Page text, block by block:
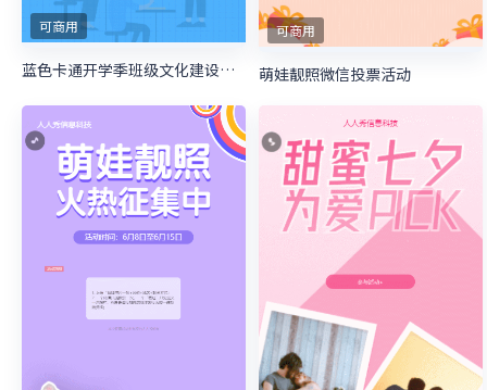
可商用
蓝色卡通开学季班级文化建设投票
可商用
萌娃靓照微信投票活动